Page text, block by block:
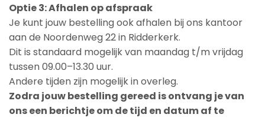
Optie 3: Afhalen op afspraak
Je kunt jouw bestelling ook afhalen bij ons kantoor
aan de Noordenweg 22 in Ridderkerk.
Dit is standaard mogelijk van maandag t/m vrijdag
tussen 09.00–13.30 uur.
Andere tijden zijn mogelijk in overleg.
Zodra jouw bestelling gereed is ontvang je van
ons een berichtje om de tijd en datum af te